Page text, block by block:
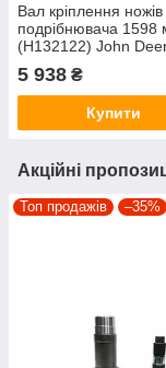
Вал кріплення ножів
подрібнювача 1598
(H132122) John
5 938 ₴
Купити
Акційні
Топ продажів –35%